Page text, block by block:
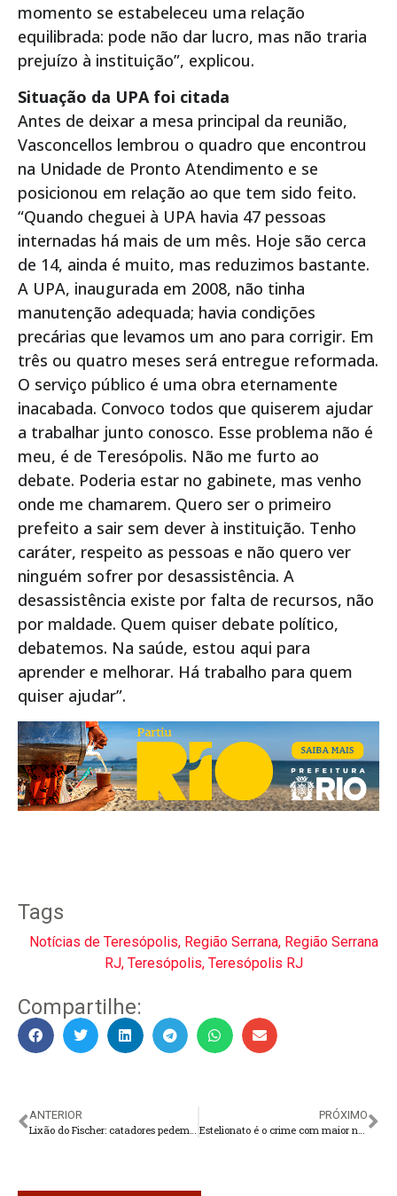
momento se estabeleceu uma relação
equilibrada: pode não dar lucro, mas não traria
prejuízo à instituição”, explicou.
Situação da UPA foi citada
Antes de deixar a mesa principal da reunião,
Vasconcellos lembrou o quadro que encontrou
na Unidade de Pronto Atendimento e se
posicionou em relação ao que tem sido feito.
“Quando cheguei à UPA havia 47 pessoas
internadas há mais de um mês. Hoje são cerca
de 14, ainda é muito, mas reduzimos bastante.
A UPA, inaugurada em 2008, não tinha
manutenção adequada; havia condições
precárias que levamos um ano para corrigir. Em
três ou quatro meses será entregue reformada.
O serviço público é uma obra eternamente
inacabada. Convoco todos que quiserem ajudar
a trabalhar junto conosco. Esse problema não é
meu, é de Teresópolis. Não me furto ao
debate. Poderia estar no gabinete, mas venho
onde me chamarem. Quero ser o primeiro
prefeito a sair sem dever à instituição. Tenho
caráter, respeito as pessoas e não quero ver
ninguém sofrer por desassistência. A
desassistência existe por falta de recursos, não
por maldade. Quem quiser debate político,
debatemos. Na saúde, estou aqui para
aprender e melhorar. Há trabalho para quem
quiser ajudar”.
Tags
Notícias de Teresópolis, Região Serrana, Região Serrana
RJ, Teresópolis, Teresópolis RJ
Compartilhe:
ANTERIOR
Lixão do Fischer: catadores pedem investimento em coleta seletiva
PRÓXIMO
Estelionato é o crime com maior número de registros na 110ª DP, em Teresópolis